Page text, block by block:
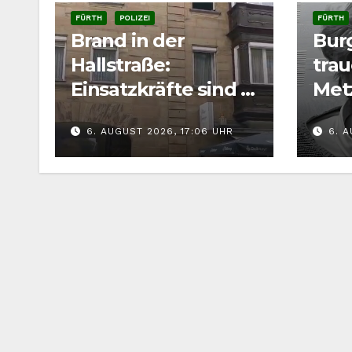
FÜRTH POLIZEI
Brand in der
Hallstraße:
Einsatzkräfte sind in
der Fürther
Innenstadt
gefordert
6. AUGUST 2026, 17:06 UHR
FÜRTH
6.